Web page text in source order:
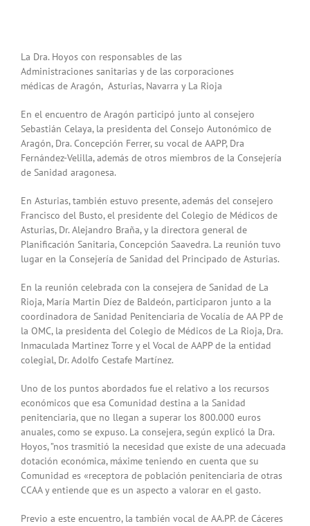
La Dra. Hoyos con responsables de las
Administraciones sanitarias y de las corporaciones
médicas de Aragón, Asturias, Navarra y La Rioja
En el encuentro de Aragón participó junto al consejero
Sebastián Celaya, la presidenta del Consejo Autonómico de
Aragón, Dra. Concepción Ferrer, su vocal de AAPP, Dra
Fernández-Velilla, además de otros miembros de la Consejería
de Sanidad aragonesa.
En Asturias, también estuvo presente, además del consejero
Francisco del Busto, el presidente del Colegio de Médicos de
Asturias, Dr. Alejandro Braña, y la directora general de
Planificación Sanitaria, Concepción Saavedra. La reunión tuvo
lugar en la Consejería de Sanidad del Principado de Asturias.
En la reunión celebrada con la consejera de Sanidad de La
Rioja, María Martin Díez de Baldeón, participaron junto a la
coordinadora de Sanidad Penitenciaria de Vocalía de AA PP de
la OMC, la presidenta del Colegio de Médicos de La Rioja, Dra.
Inmaculada Martinez Torre y el Vocal de AAPP de la entidad
colegial, Dr. Adolfo Cestafe Martínez.
Uno de los puntos abordados fue el relativo a los recursos
económicos que esa Comunidad destina a la Sanidad
penitenciaria, que no llegan a superar los 800.000 euros
anuales, como se expuso. La consejera, según explicó la Dra.
Hoyos, ”nos trasmitió la necesidad que existe de una adecuada
dotación económica, máxime teniendo en cuenta que su
Comunidad es «receptora de población penitenciaria de otras
CCAA y entiende que es un aspecto a valorar en el gasto.
Previo a este encuentro, la también vocal de AA.PP. de Cáceres